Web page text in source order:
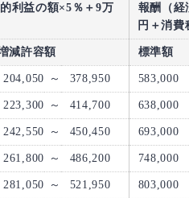
利益の額×5％＋9万
報酬（経
円＋消費
減許容額 標準額
204,050 ～ 378,950 583,000
223,300 ～ 414,700 638,000
242,550 ～ 450,450 693,000
261,800 ～ 486,200 748,000
281,050 ～ 521,950 803,000